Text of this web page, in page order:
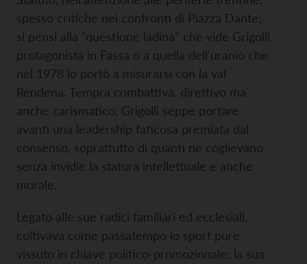
spesso critiche nei confronti di Piazza Dante;
si pensi alla “questione ladina” che vide Grigolli
protagonista in Fassa o a quella dell'uranio che
nel 1978 lo portò a misurarsi con la val
Rendena. Tempra combattiva, direttivo ma
anche carismatico, Grigolli seppe portare
avanti una leadership faticosa premiata dal
consenso, soprattutto di quanti ne coglievano
senza invidie la statura intellettuale e anche
morale.
Legato alle sue radici familiari ed ecclesiali,
coltivava come passatempo lo sport pure
vissuto in chiave politico-promozionale: la sua